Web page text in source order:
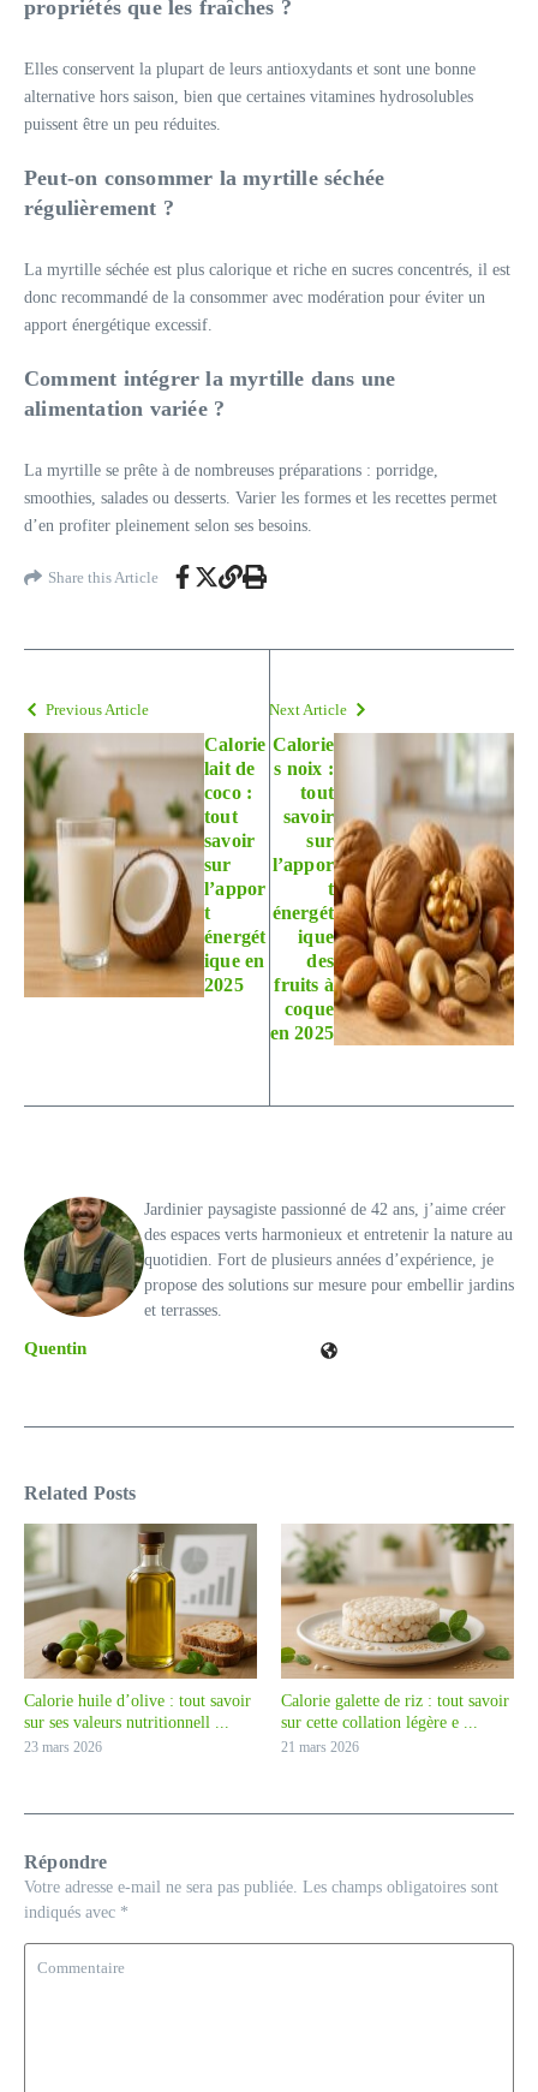
propriétés que les fraîches ?
Elles conservent la plupart de leurs antioxydants et sont une bonne
alternative hors saison, bien que certaines vitamines hydrosolubles
puissent être un peu réduites.
Peut-on consommer la myrtille séchée
régulièrement ?
La myrtille séchée est plus calorique et riche en sucres concentrés, il est
donc recommandé de la consommer avec modération pour éviter un
apport énergétique excessif.
Comment intégrer la myrtille dans une
alimentation variée ?
La myrtille se prête à de nombreuses préparations : porridge,
smoothies, salades ou desserts. Varier les formes et les recettes permet
d’en profiter pleinement selon ses besoins.
Share this Article
Previous Article
Calorie
lait de
coco :
tout
savoir
sur
l’appor
t
énergét
ique en
2025
Next Article
Calorie
s noix :
tout
savoir
sur
l’appor
t
énergét
ique
des
fruits à
coque
en 2025
Quentin
Jardinier paysagiste passionné de 42 ans, j’aime créer
des espaces verts harmonieux et entretenir la nature au
quotidien. Fort de plusieurs années d’expérience, je
propose des solutions sur mesure pour embellir jardins
et terrasses.
Related Posts
Calorie huile d’olive : tout savoir
sur ses valeurs nutritionnell ...
23 mars 2026
Calorie galette de riz : tout savoir
sur cette collation légère e ...
21 mars 2026
Répondre
Votre adresse e-mail ne sera pas publiée. Les champs obligatoires sont
indiqués avec *